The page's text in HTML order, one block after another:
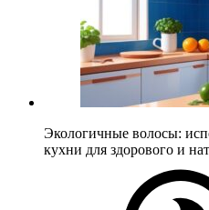
Экологичные волосы:
кухни для здорового и